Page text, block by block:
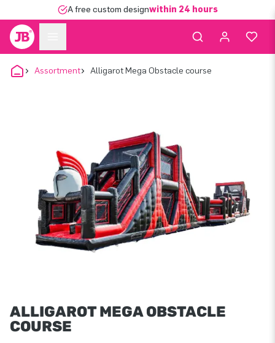
A free custom designwithin 24 hours
Assortment Alligarot Mega Obstacle course
ALLIGAROT MEGA OBSTACLE
COURSE